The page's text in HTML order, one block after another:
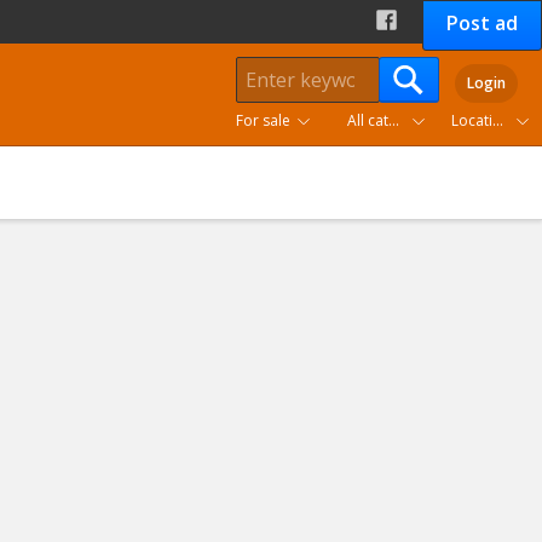
Post ad
Login
For sale
All categories Location